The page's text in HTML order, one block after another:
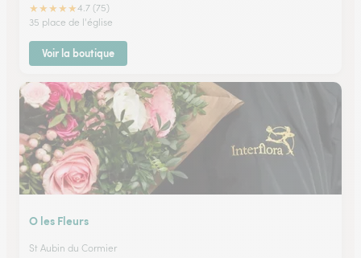
★★★★★4.7 (75)
35 place de l'église
Voir la boutique
O les Fleurs
St Aubin du Cormier